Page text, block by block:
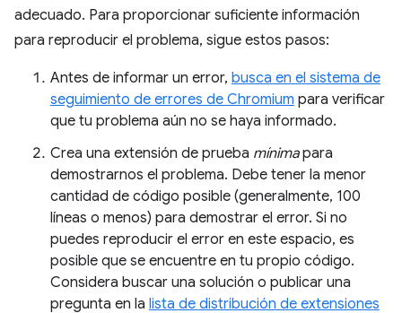
adecuado. Para proporcionar suficiente información
para reproducir el problema, sigue estos pasos:
Antes de informar un error, busca en el sistema de
seguimiento de errores de Chromium para verificar
que tu problema aún no se haya informado.
Crea una extensión de prueba mínimapara
demostrarnos el problema. Debe tener la menor
cantidad de código posible (generalmente, 100
líneas o menos) para demostrar el error. Si no
puedes reproducir el error en este espacio, es
posible que se encuentre en tu propio código.
Considera buscar una solución o publicar una
pregunta en la lista de distribución de extensiones